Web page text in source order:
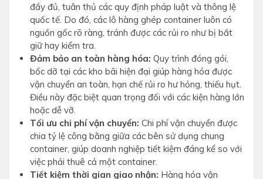
đầy đủ, tuân thủ các quy định pháp luật và thông lệ
quốc tế. Do đó, các lô hàng ghép container luôn có
nguồn gốc rõ ràng, tránh được các rủi ro như bị bắt
giữ hay kiểm tra.
Đảm bảo an toàn hàng hóa: Quy trình đóng gói,
bốc dỡ tại các kho bãi hiện đại giúp hàng hóa được
vận chuyển an toàn, hạn chế rủi ro hư hỏng, thiếu hụt.
Điều này đặc biệt quan trọng đối với các kiện hàng lớn
hoặc dễ vỡ.
Tối ưu chi phí vận chuyển: Chi phí vận chuyển được
chia tỷ lệ công bằng giữa các bên sử dụng chung
container, giúp doanh nghiệp tiết kiệm đáng kể so với
việc phải thuê cả một container.
Tiết kiệm thời gian giao nhận: Hàng hóa vận